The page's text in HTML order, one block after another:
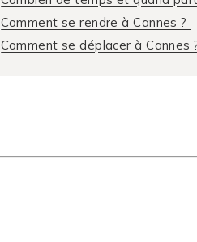
Comment se rendre à Cannes ?
Comment se déplacer à Cannes